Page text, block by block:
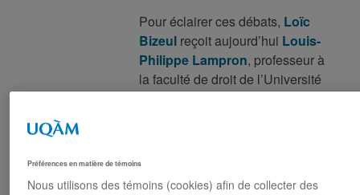
Pour éclairer ces débats, Loïc
Bizeulreçoit aujourd’hui Louis-
Philippe Lampron, professeur à
la faculté de droit de l’Université
Préférences en matière de témoins
Nous utilisons des témoins (cookies) afin de collecter des